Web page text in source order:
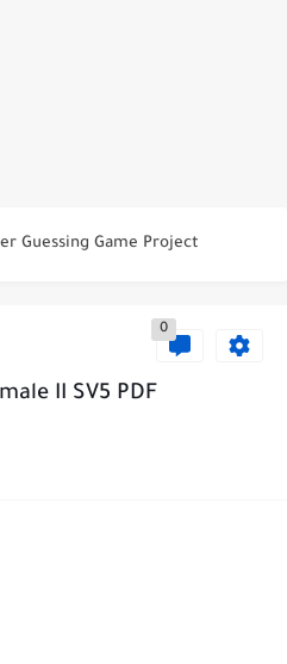
Guessing Game Project
Text Editor Project
0
II SV5 PDF